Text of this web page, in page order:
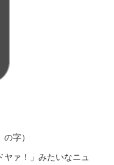
字）
ヤァ！」みたいなニュ